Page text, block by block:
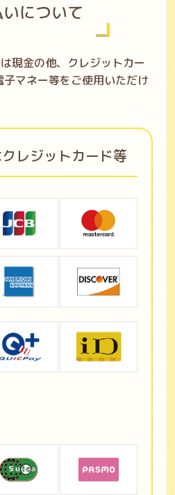
について
現金の他、クレジットカー
子マネー等をご使用いただけ
レジットカード等